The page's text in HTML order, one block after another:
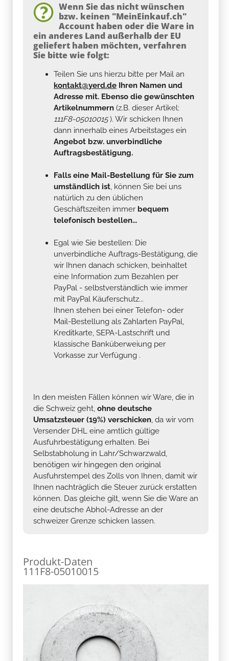
Wenn Sie das nicht wünschen
bzw. keinen "MeinEinkauf.ch"
Account haben oder die Ware in
ein anderes Land außerhalb der EU
geliefert haben möchten, verfahren
Sie bitte wie folgt:
Teilen Sie uns hierzu bitte per Mail an
kontakt@yerd.de Ihren Namen und
Adresse mit. Ebenso die gewünschten
Artikelnummern (z.B. dieser Artikel:
111F8-05010015). Wir schicken Ihnen
dann innerhalb eines Arbeitstages ein
Angebot bzw. unverbindliche
Auftragsbestätigung.
Falls eine Mail-Bestellung für Sie zum
umständlich ist, können Sie bei uns
natürlich zu den üblichen
Geschäftszeiten immer bequem
telefonisch bestellen...
Egal wie Sie bestellen: Die
unverbindliche Auftrags-Bestätigung, die
wir Ihnen danach schicken, beinhaltet
eine Information zum Bezahlen per
PayPal - selbstverständlich wie immer
mit PayPal Käuferschutz...
Ihnen stehen bei einer Telefon- oder
Mail-Bestellung als Zahlarten PayPal,
Kreditkarte, SEPA-Lastschrift und
klassische Banküberweiung per
Vorkasse zur Verfügung .
In den meisten Fällen können wir Ware, die in
die Schweiz geht, ohne deutsche
Umsatzsteuer (19%) verschicken, da wir vom
Versender DHL eine amtlich gültige
Ausfuhrbestätigung erhalten. Bei
Selbstabholung in Lahr/Schwarzwald,
benötigen wir hingegen den original
Ausfuhrstempel des Zolls von Ihnen, damit wir
Ihnen nachträglich die Steuer zurück erstatten
können. Das gleiche gilt, wenn Sie die Ware an
eine deutsche Abhol-Adresse an der
schweizer Grenze schicken lassen.
Produkt-Daten
111F8-05010015